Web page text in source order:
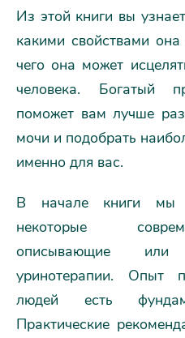
Из этой книги вы
какими свойствами
чего она может
человека. Богатый
поможет вам лучше
мочи и подобрать
именно для вас.
В начале книги мы
некоторые
описывающие
уринотерапии. Опыт
людей есть
Практические